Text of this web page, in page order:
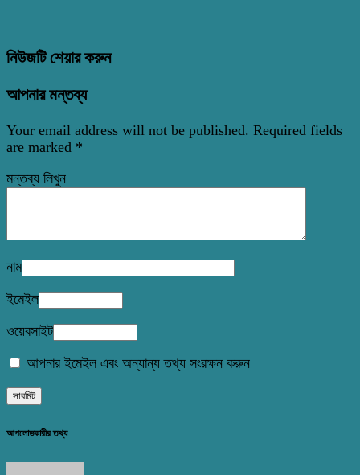
নিউজটি শেয়ার করুন
আপনার মন্তব্য
Your email address will not be published. Required fields
are marked *
মন্তব্য লিখুন
নাম
ইমেইল
ওয়েবসাইট
আপনার ইমেইল এবং অন্যান্য তথ্য সংরক্ষন করুন
আপলোডকারীর তথ্য